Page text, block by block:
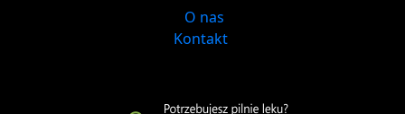
O nas
Kontakt